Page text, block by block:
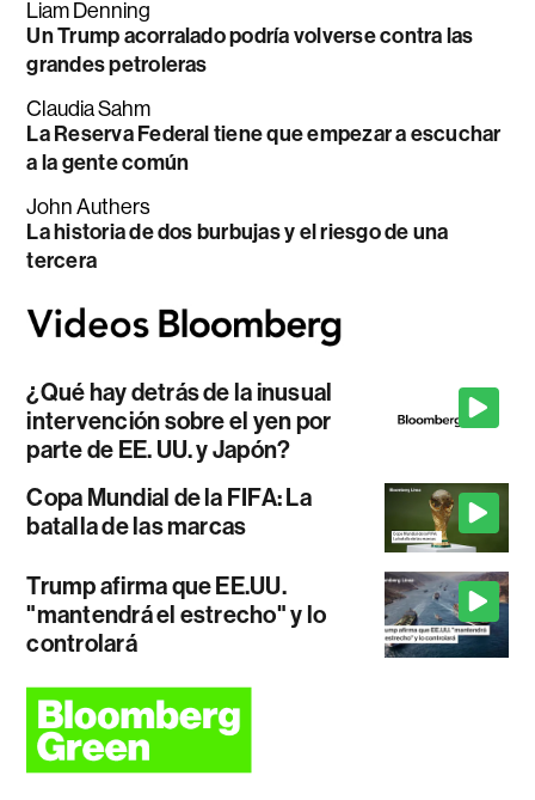
Liam Denning
Un Trump acorralado podría volverse contra las
grandes petroleras
Claudia Sahm
La Reserva Federal tiene que empezar a escuchar
a la gente común
John Authers
La historia de dos burbujas y el riesgo de una
tercera
¿Qué hay detrás de la inusual
intervención sobre el yen por
parte de EE. UU. y Japón?
Copa Mundial de la FIFA: La
batalla de las marcas
Trump afirma que EE.UU.
"mantendrá el estrecho" y lo
controlará